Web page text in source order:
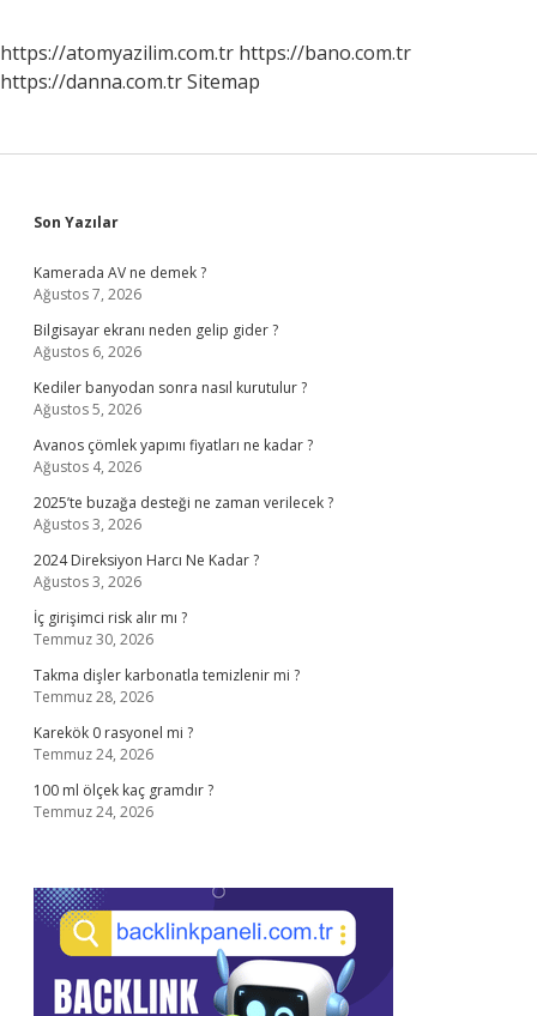
https://atomyazilim.com.tr https://bano.com.tr
https://danna.com.trSitemap
Sidebar
Son Yazılar
Kamerada AV ne demek ?
Ağustos 7, 2026
Bilgisayar ekranı neden gelip gider ?
Ağustos 6, 2026
Kediler banyodan sonra nasıl kurutulur ?
Ağustos 5, 2026
Avanos çömlek yapımı fiyatları ne kadar ?
Ağustos 4, 2026
2025’te buzağa desteği ne zaman verilecek ?
Ağustos 3, 2026
2024 Direksiyon Harcı Ne Kadar ?
Ağustos 3, 2026
İç girişimci risk alır mı ?
Temmuz 30, 2026
Takma dişler karbonatla temizlenir mi ?
Temmuz 28, 2026
Karekök 0 rasyonel mi ?
Temmuz 24, 2026
100 ml ölçek kaç gramdır ?
Temmuz 24, 2026